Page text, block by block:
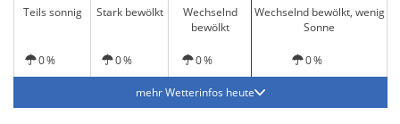
Teils sonnig
Stark bewölkt
Wechselnd
bewölkt
Wechselnd bewölkt, wenig
Sonne
0 % 0 % 0 % 0 %
mehr Wetterinfos heute